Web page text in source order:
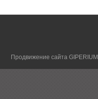
Продвижение сайта GIPERIUM